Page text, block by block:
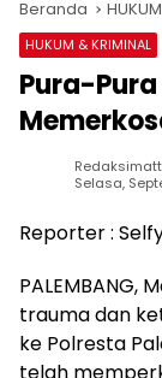
Beranda
HUKUM & KRIMINAL
Pura-
Selasa,
Reporter :
PALEMBANG,
trauma dan
ke Polresta